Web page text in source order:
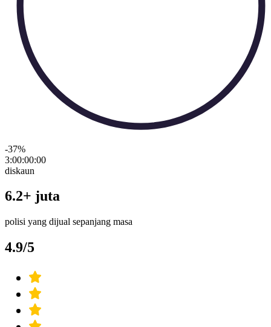
-37%
3:00:00:00
diskaun
6.2+ juta
polisi yang dijual sepanjang masa
4.9/5